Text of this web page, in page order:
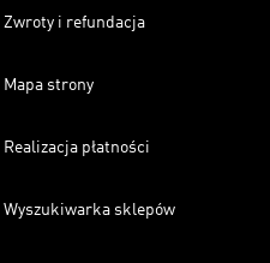
Zwroty i refundacja
Mapa strony
Realizacja płatności
Wyszukiwarka sklepów